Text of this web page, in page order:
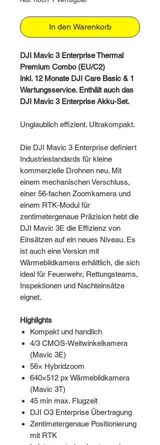
In den Warenkorb
DJI Mavic 3 Enterprise Thermal
Premium Combo (EU/C2)
inkl. 12 Monate DJI Care Basic & 1
Wartungsservice. Enthält auch das
DJI Mavic 3 Enterprise Akku-Set.
Unglaublich effizient. Ultrakompakt.
Die DJI Mavic 3 Enterprise definiert
Industriestandards für kleine
kommerzielle Drohnen neu. Mit
einem mechanischen Verschluss,
einer 56-fachen Zoomkamera und
einem RTK-Modul für
zentimetergenaue Präzision hebt die
DJI Mavic 3E die Effizienz von
Einsätzen auf ein neues Niveau. Es
ist auch eine Version mit
Wärmebildkamera erhältlich, die sich
ideal für Feuerwehr, Rettungsteams,
Inspektionen und Nachteinsätze
eignet.
Highlights
Kompakt und handlich
4/3 CMOS-Weitwinkelkamera
(Mavic 3E)
56× Hybridzoom
640×512 px Wärmebildkamera
(Mavic 3T)
45 min max. Flugzeit
DJI O3 Enterprise Übertragung
Zentimetergenaue Positionierung
mit RTK